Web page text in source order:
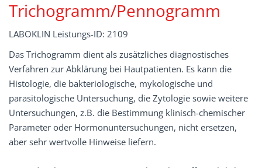
Trichogramm/Pennogramm
LABOKLIN Leistungs-ID: 2109
Das Trichogramm dient als zusätzliches diagnostisches
Verfahren zur Abklärung bei Hautpatienten. Es kann die
Histologie, die bakteriologische, mykologische und
parasitologische Untersuchung, die Zytologie sowie weitere
Untersuchungen, z.B. die Bestimmung klinisch-chemischer
Parameter oder Hormonuntersuchungen, nicht ersetzen,
aber sehr wertvolle Hinweise liefern.